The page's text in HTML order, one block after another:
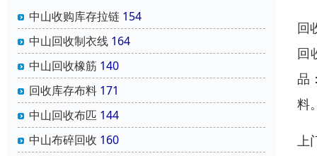
中山收购库存拉链 154
中山回收制衣线 164
中山回收橡筋 140
回收库存布料 171
中山回收布匹 144
中山布碎回收 160
回
回
品
料
上